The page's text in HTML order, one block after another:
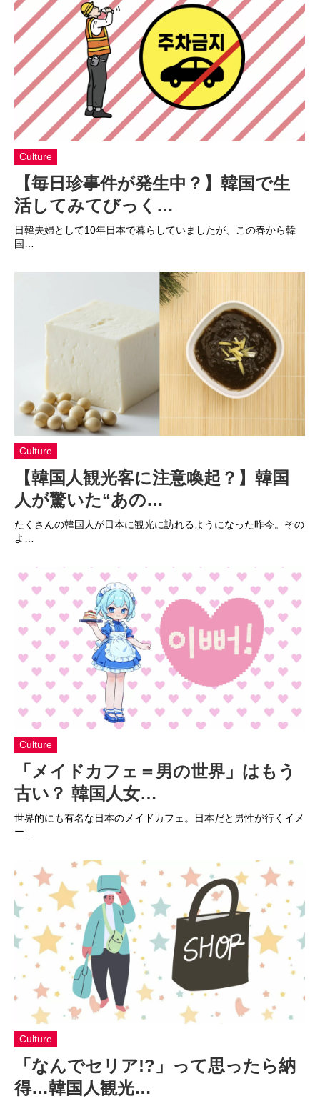
Culture
【毎日珍事件が発生中？】韓国で生
活してみてびっく…
日韓夫婦として10年日本で暮らしていましたが、この春から韓
国…
Culture
【韓国人観光客に注意喚起？】韓国
人が驚いた“あの…
たくさんの韓国人が日本に観光に訪れるようになった昨今。その
よ…
Culture
「メイドカフェ＝男の世界」はもう
古い？ 韓国人女…
世界的にも有名な日本のメイドカフェ。日本だと男性が行くイメ
ー…
Culture
「なんでセリア!?」って思ったら納
得…韓国人観光…